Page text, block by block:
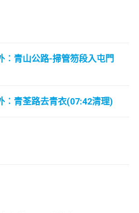
︰青山公路-掃管笏段入屯門
︰青荃路去青衣(07:42清理)